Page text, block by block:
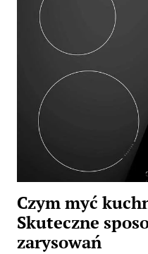
Czym myć
Skuteczne
zarysowań